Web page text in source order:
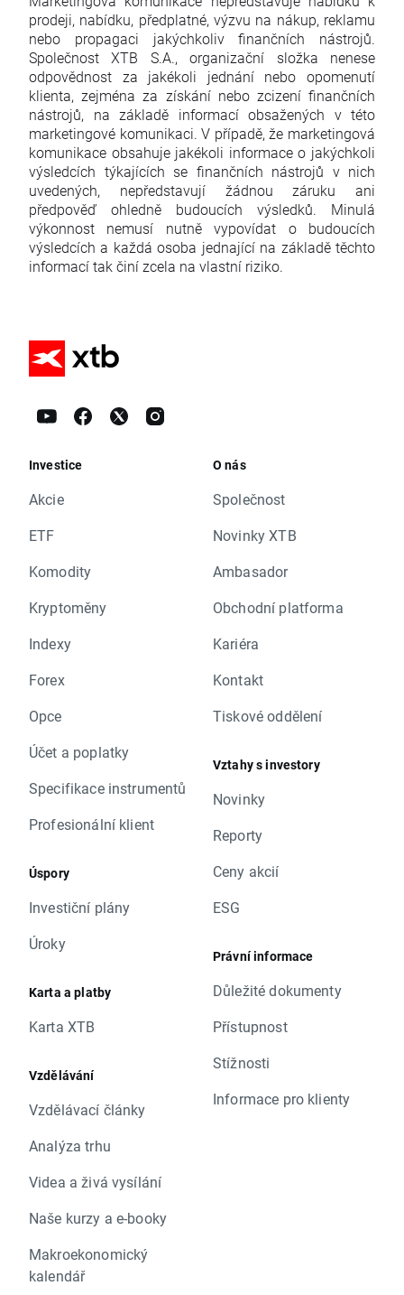
prodeji, nabídku, předplatné, výzvu na nákup, reklamu
nebo propagaci jakýchkoliv finančních nástrojů.
Společnost XTB S.A., organizační složka nenese
odpovědnost za jakékoli jednání nebo opomenutí
klienta, zejména za získání nebo zcizení finančních
nástrojů, na základě informací obsažených v této
marketingové komunikaci. V případě, že marketingová
komunikace obsahuje jakékoli informace o jakýchkoli
výsledcích týkajících se finančních nástrojů v nich
uvedených, nepředstavují žádnou záruku ani
předpověď ohledně budoucích výsledků. Minulá
výkonnost nemusí nutně vypovídat o budoucích
výsledcích a každá osoba jednající na základě těchto
informací tak činí zcela na vlastní riziko.
Investice
Akcie
ETF
Komodity
Kryptoměny
Indexy
Forex
Opce
Účet a poplatky
Specifikace instrumentů
Profesionální klient
Úspory
Investiční plány
Úroky
Karta a platby
Karta XTB
Vzdělávání
Vzdělávací články
Analýza trhu
Videa a živá vysílání
Naše kurzy a e-booky
Makroekonomický
kalendář
O nás
Společnost
Novinky XTB
Ambasador
Obchodní platforma
Kariéra
Kontakt
Tiskové oddělení
Vztahy s investory
Novinky
Reporty
Ceny akcií
ESG
Právní informace
Důležité dokumenty
Přístupnost
Stížnosti
Informace pro klienty